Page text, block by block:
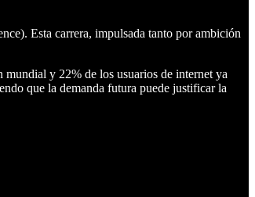
Esta carrera, impulsada tanto por ambición
y 22% de los usuarios de internet ya
que la demanda futura puede justificar la